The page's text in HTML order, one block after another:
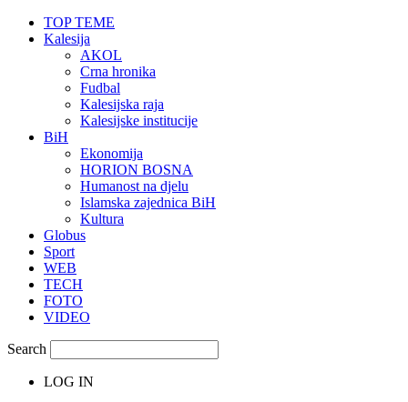
TOP TEME
Kalesija
AKOL
Crna hronika
Fudbal
Kalesijska raja
Kalesijske institucije
BiH
Ekonomija
HORION BOSNA
Humanost na djelu
Islamska zajednica BiH
Kultura
Globus
Sport
WEB
TECH
FOTO
VIDEO
Search
LOG IN